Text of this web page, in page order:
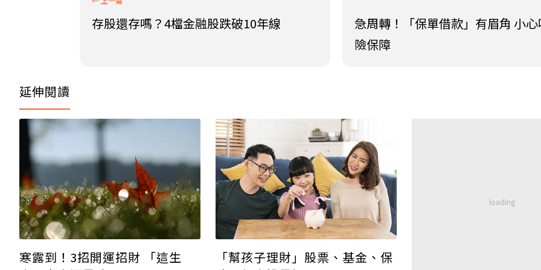
存股還存嗎？4檔金融股跌破10年線
急周轉！「保單借款」有眉角 小
險保障
延伸閱讀
寒露到！3招開運招財 「這生
「幫孩子理財」股票、基金、保